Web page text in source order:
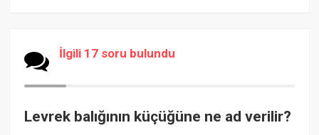
İlgili 17 soru bulundu
Levrek balığının küçüğüne ne ad verilir?